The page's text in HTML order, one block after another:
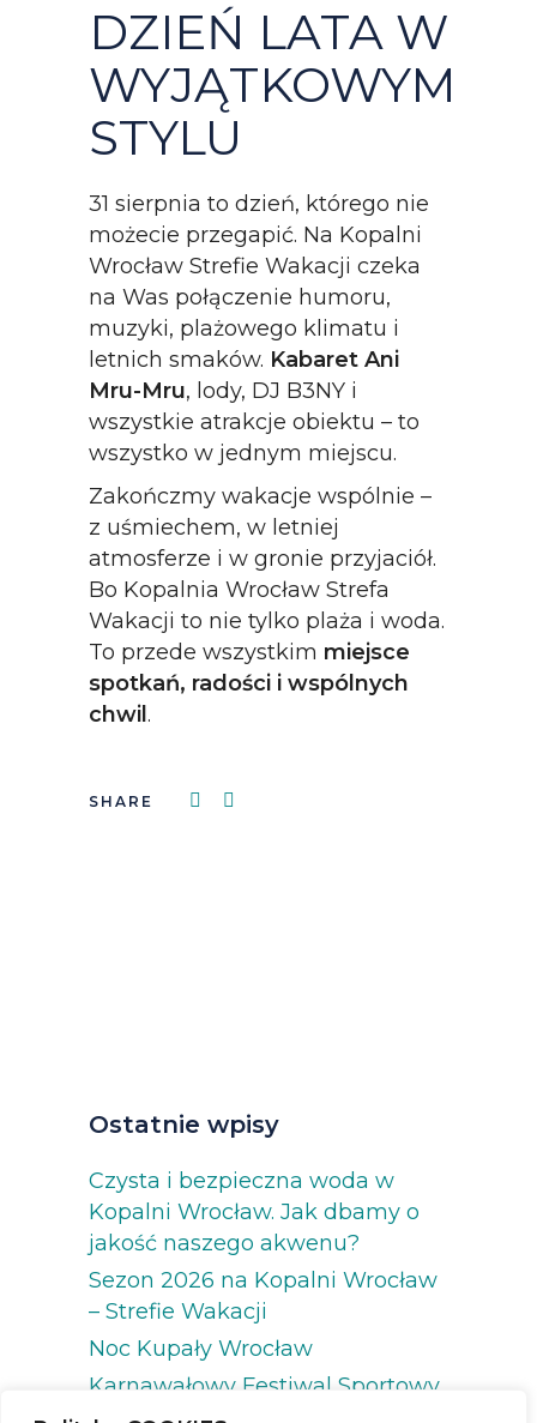
DZIEŃ LATA W
WYJĄTKOWYM
STYLU
31 sierpnia to dzień, którego nie
możecie przegapić. Na Kopalni
Wrocław Strefie Wakacji czeka
na Was połączenie humoru,
muzyki, plażowego klimatu i
letnich smaków. Kabaret Ani
Mru-Mru, lody, DJ B3NY i
wszystkie atrakcje obiektu – to
wszystko w jednym miejscu.
Zakończmy wakacje wspólnie –
z uśmiechem, w letniej
atmosferze i w gronie przyjaciół.
Bo Kopalnia Wrocław Strefa
Wakacji to nie tylko plaża i woda.
To przede wszystkim miejsce
spotkań, radości i wspólnych
chwil .
Ostatnie wpisy
Czysta i bezpieczna woda w
Kopalni Wrocław. Jak dbamy o
jakość naszego akwenu?
Sezon 2026 na Kopalni Wrocław
– Strefie Wakacji
Noc Kupały Wrocław
Karnawałowy Festiwal Sportowy
2026 na Kopalni Wrocław